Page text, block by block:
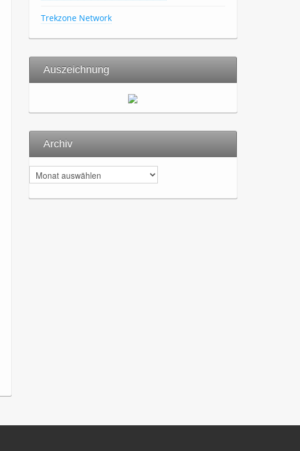
Trekzone Network
Auszeichnung
Archiv
r
c